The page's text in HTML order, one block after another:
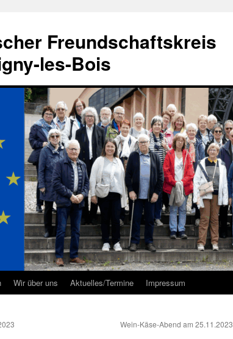
Freundschaftskreis
les-Bois
Wir über uns Aktuelles/Termine Impressum
Wein-Käse-Abend am 25.11.2023